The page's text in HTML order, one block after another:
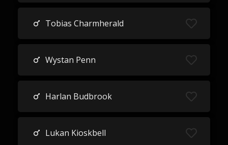
Tobias Charmherald
Wystan Penn
Harlan Budbrook
Lukan Kioskbell